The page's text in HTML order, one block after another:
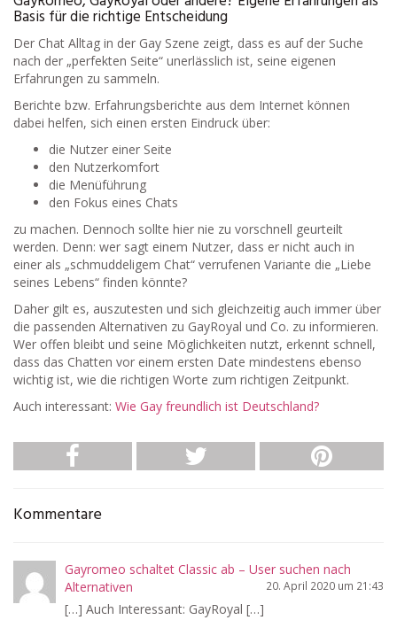
Basis für die richtige Entscheidung
Der Chat Alltag in der Gay Szene zeigt, dass es auf der Suche
nach der „perfekten Seite“ unerlässlich ist, seine eigenen
Erfahrungen zu sammeln.
Berichte bzw. Erfahrungsberichte aus dem Internet können
dabei helfen, sich einen ersten Eindruck über:
die Nutzer einer Seite
den Nutzerkomfort
die Menüführung
den Fokus eines Chats
zu machen. Dennoch sollte hier nie zu vorschnell geurteilt
werden. Denn: wer sagt einem Nutzer, dass er nicht auch in
einer als „schmuddeligem Chat“ verrufenen Variante die „Liebe
seines Lebens“ finden könnte?
Daher gilt es, auszutesten und sich gleichzeitig auch immer über
die passenden Alternativen zu GayRoyal und Co. zu informieren.
Wer offen bleibt und seine Möglichkeiten nutzt, erkennt schnell,
dass das Chatten vor einem ersten Date mindestens ebenso
wichtig ist, wie die richtigen Worte zum richtigen Zeitpunkt.
Auch interessant: Wie Gay freundlich ist Deutschland?
Kommentare
Gayromeo schaltet Classic ab – User suchen nach
Alternativen
20. April 2020 um 21:43
[…] Auch Interessant: GayRoyal […]